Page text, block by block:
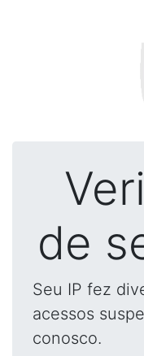
de
Seu IP fez
acessos
conosco.